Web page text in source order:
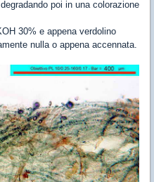
poi in una colorazione
30% e appena verdolino
nulla o appena accennata.